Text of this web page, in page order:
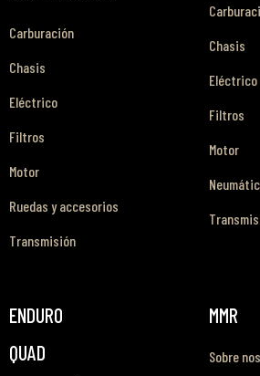
Carburación
Chasis
Eléctrico
Filtros
Motor
Ruedas y accesorios
Transmisión
Chasis
Eléctrico
Filtros
Motor
ENDURO
QUAD
MMR
Sobre